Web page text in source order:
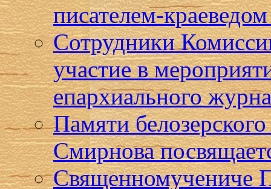
писателем-
Сотрудники
участие в
епархиального
Памяти
Смирнова
Священномучениче